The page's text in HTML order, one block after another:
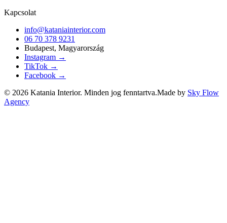
Kapcsolat
info@kataniainterior.com
06 70 378 9231
Budapest, Magyarország
Instagram →
TikTok →
Facebook →
© 2026 Katania Interior. Minden jog fenntartva.Made by Sky Flow
Agency